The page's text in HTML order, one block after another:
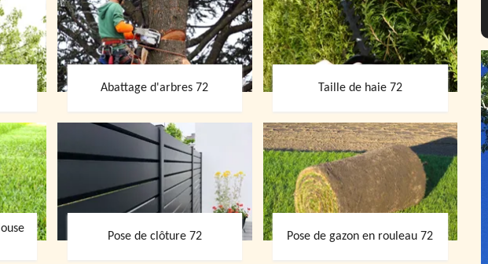
Abattage d'arbres 72 Taille de haie 72
Pose de clôture 72 Pose de gazon en rouleau 72